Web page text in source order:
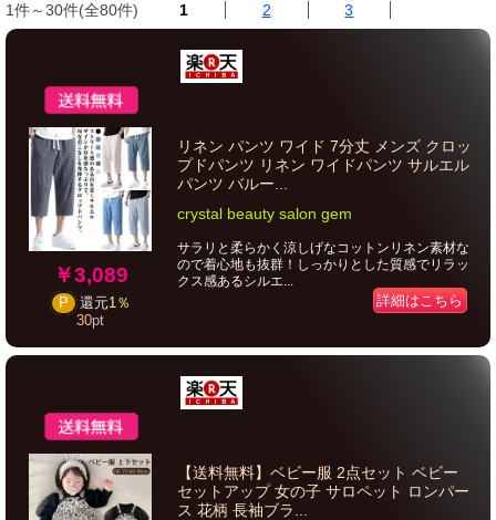
1件～30件(全80件) 1 2 3
￥3,089
P 還元1％
30pt
リネン パンツ ワイド 7分丈 メンズ クロッ
プドパンツ リネン ワイドパンツ サルエル
パンツ バルー...
crystal beauty salon gem
サラリと柔らかく涼しげなコットンリネン素材な
ので着心地も抜群！しっかりとした質感でリラッ
クス感あるシルエ...
詳細はこちら
【送料無料】ベビー服 2点セット ベビー
セットアップ 女の子 サロペット ロンパー
ス 花柄 長袖ブラ...